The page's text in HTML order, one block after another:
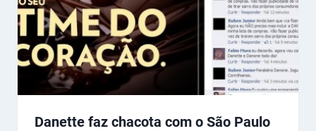
Danette faz chacota com o São Paulo